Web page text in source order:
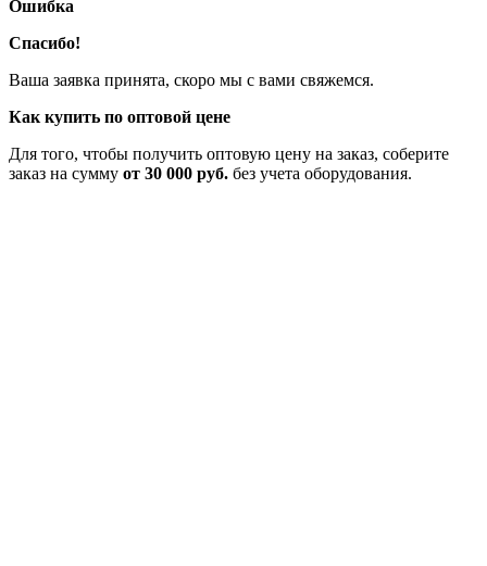
Ошибка
Спасибо!
Ваша заявка принята, скоро мы с вами свяжемся.
Как купить по оптовой цене
Для того, чтобы получить оптовую цену на заказ, соберите
заказ на сумму от 30 000 руб. без учета оборудования.